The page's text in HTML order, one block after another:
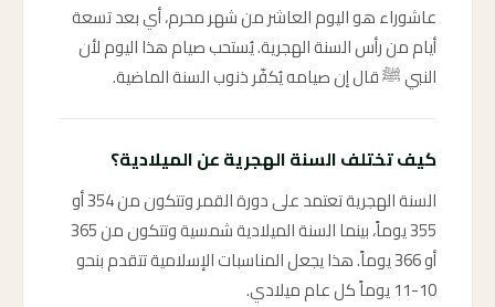
عاشوراء هو اليوم العاشر من شهر محرم، أي بعد تسعة
أيام من رأس السنة الهجرية. يُستحب صيام هذا اليوم لأن
النبي ﷺ قال إن صيامه يُكفّر ذنوب السنة الماضية.
كيف تختلف السنة الهجرية عن الميلادية؟
السنة الهجرية تعتمد على دورة القمر وتتكون من 354 أو
355 يوماً، بينما السنة الميلادية شمسية وتتكون من 365
أو 366 يوماً. هذا يجعل المناسبات الإسلامية تتقدم بنحو
10-11 يوماً كل عام ميلادي.